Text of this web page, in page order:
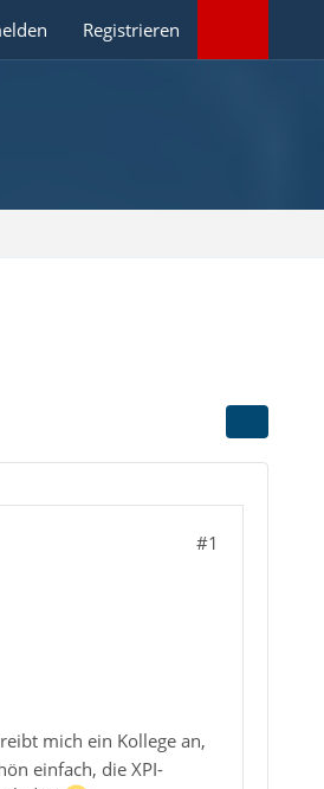
Registrieren
#1
mich ein Kollege an,
einfach, die XPI-